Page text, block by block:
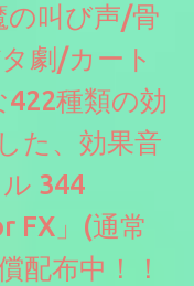
の叫び声/骨
劇/カート
種類の効
た、効果音
344
FX」(通常
配布中！！